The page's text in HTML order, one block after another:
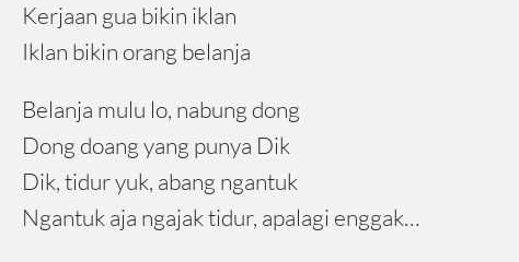
Kerjaan gua bikin iklan
Iklan bikin orang belanja
Belanja mulu lo, nabung dong
Dong doang yang punya Dik
Dik, tidur yuk, abang ngantuk
Ngantuk aja ngajak tidur, apalagi enggak…